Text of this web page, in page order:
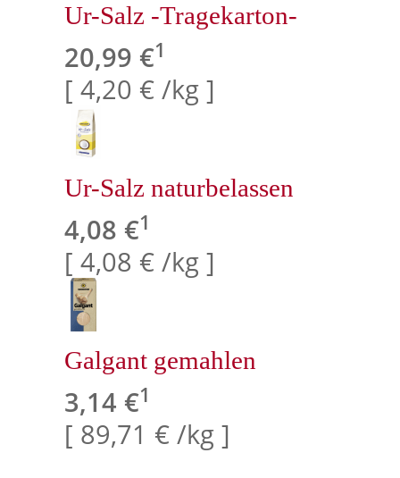
Ur-Salz -Tragekarton-
20,99 €1
[ 4,20 € /kg ]
Ur-Salz naturbelassen
4,08 €1
[ 4,08 € /kg ]
Galgant gemahlen
3,14 €1
[ 89,71 € /kg ]